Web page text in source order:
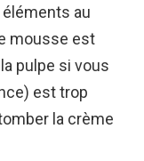
au
mousse est
pulpe si vous
est trop
la crème